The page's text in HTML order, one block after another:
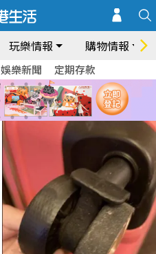
玩樂情報 購物情報
娛樂新聞 定期存款